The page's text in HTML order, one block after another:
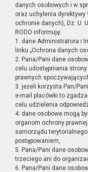
danych osobowych i w
oraz uchylenia
ochronie danych), Dz. U.
RODO informuję:
1. dane Administratora i
linku „Ochrona danych
2. Pana/Pani dane
celu udostępniania
prawnych
3. jeżeli korzysta Pan/
e-mail placówki to
celu udzielenia
4. dane osobowe mogą
organom ochrony
samorządu
postępowaniem,
5. Pana/Pani dane
trzeciego ani do
6. Pana/Pani dane